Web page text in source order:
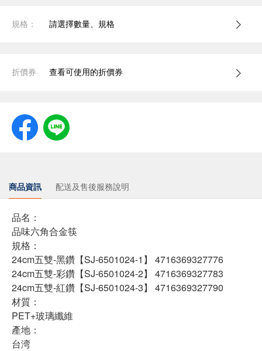
規格： 請選擇數量、規格
折價券 查看可使用的折價券
商品資訊 配送及售後服務說明
品名：
品味六角合金筷
規格：
24cm五雙-黑鑽【SJ-6501024-1】 4716369327776
24cm五雙-彩鑽【SJ-6501024-2】 4716369327783
24cm五雙-紅鑽【SJ-6501024-3】 4716369327790
材質：
PET+玻璃纖維
產地：
台湾